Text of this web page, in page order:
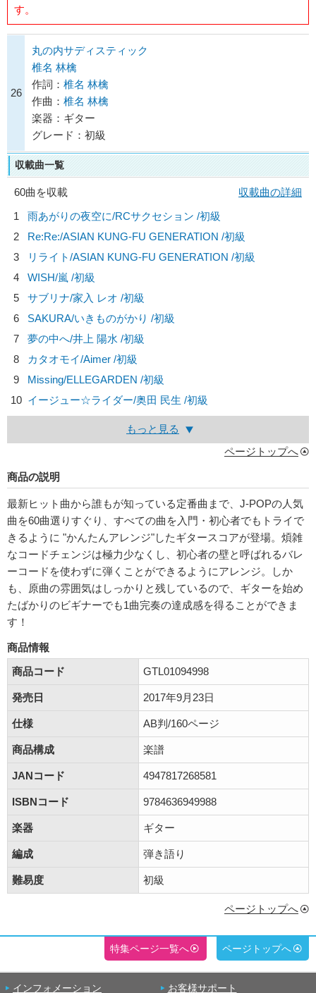
す。
26
丸の内サディスティック
椎名 林檎
作詞： 椎名 林檎
作曲： 椎名 林檎
楽器：ギター
グレード：初級
収載曲一覧
60曲を収載
収載曲の詳細
1
雨あがりの夜空に/RCサクセション /初級
2
Re:Re:/ASIAN KUNG-FU GENERATION /初級
3
リライト/ASIAN KUNG-FU GENERATION /初級
4
WISH/嵐 /初級
5
サブリナ/家入 レオ /初級
6
SAKURA/いきものがかり /初級
7
夢の中へ/井上 陽水 /初級
8
カタオモイ/Aimer /初級
9
Missing/ELLEGARDEN /初級
10 イージュー☆ライダー/奥田 民生 /初級
もっと見る
ページトップへ
商品の説明
最新ヒット曲から誰もが知っている定番曲まで、J-POPの人気
曲を60曲選りすぐり、すべての曲を入門・初心者でもトライで
きるように "かんたんアレンジ"したギタースコアが登場。煩雑
なコードチェンジは極力少なくし、初心者の壁と呼ばれるバレ
ーコードを使わずに弾くことができるようにアレンジ。しか
も、原曲の雰囲気はしっかりと残しているので、ギターを始め
たばかりのビギナーでも1曲完奏の達成感を得ることができま
す！
商品情報
商品コード
GTL01094998
発売日 2017年9月23日
仕様 AB判/160ページ
商品構成 楽譜
JANコード 4947817268581
ISBNコード 9784636949988
楽器 ギター
編成 弾き語り
難易度 初級
ページトップへ
特集ページ一覧へ ページトップへ
インフォメーション お客様サポート